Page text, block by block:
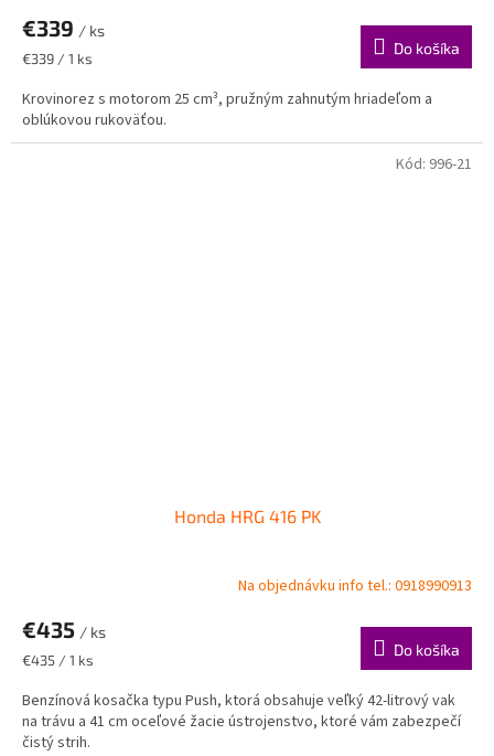
€339 / ks
Jednotková
€339 / 1 ks
Do košíka
Krovinorez s motorom 25 cm³, pružným zahnutým hriadeľom a
oblúkovou rukoväťou.
Honda HRG 416 PK
Na objednávku info tel.: 0918990913
€435 / ks
Jednotková
€435 / 1 ks
Do košíka
Benzínová kosačka typu Push, ktorá obsahuje veľký 42-litrový vak
na trávu a 41 cm oceľové žacie ústrojenstvo, ktoré vám zabezpečí
čistý strih.
Kód: 996-21